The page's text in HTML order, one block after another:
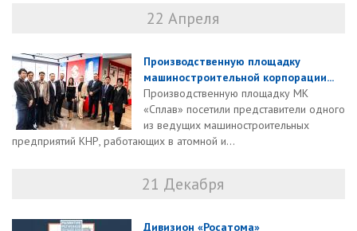
22 Апреля
Производственную площадку
машиностроительной корпорации...
Производственную площадку МК
«Сплав» посетили представители одного
из ведущих машиностроительных
предприятий КНР, работающих в атомной и...
21 Декабря
Дивизион «Росатома»